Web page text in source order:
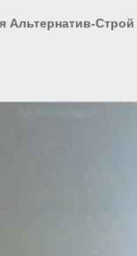
Альтернатив-Строй